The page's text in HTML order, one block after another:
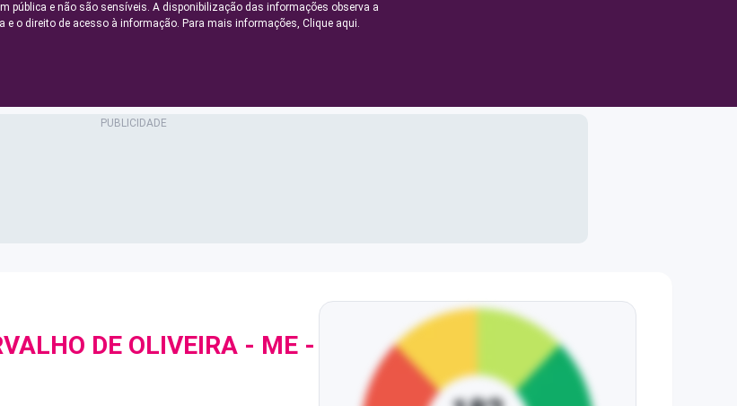
pública e não são sensíveis. A disponibilização das informações observa a
e o direito de acesso à informação. Para mais informações, Clique aqui.
DE OLIVEIRA - ME -